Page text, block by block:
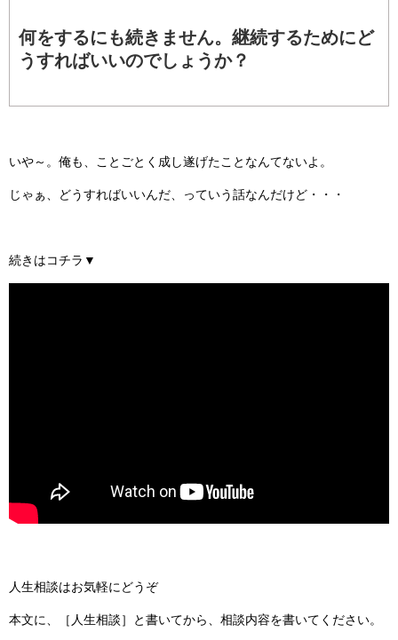
何をするにも続きません。継続するためにど
うすればいいのでしょうか？
いや～。俺も、ことごとく成し遂げたことなんてないよ。
じゃぁ、どうすればいいんだ、っていう話なんだけど・・・
続きはコチラ▼
人生相談はお気軽にどうぞ
本文に、［人生相談］と書いてから、相談内容を書いてください。